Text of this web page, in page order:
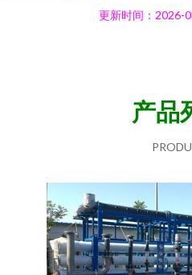
更新时间：2026-
产品